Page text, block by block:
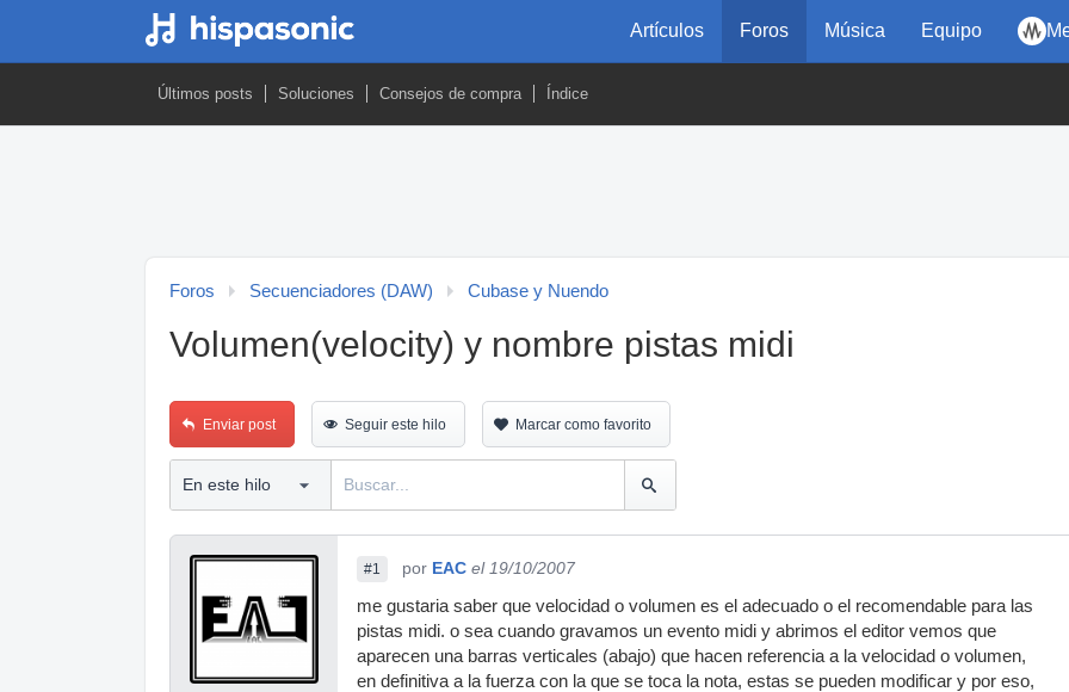
Artículos Foros Música Equipo
Últimos posts Soluciones Consejos de compra Índice
Foros Secuenciadores (DAW) Cubase y Nuendo
Volumen(velocity) y nombre pistas midi
Enviar post Seguir este hilo Marcar como favorito
#1 por EAC el 19/10/2007
me gustaria saber que velocidad o volumen es el adecuado o el recomendable para las
pistas midi. o sea cuando gravamos un evento midi y abrimos el editor vemos que
aparecen una barras verticales (abajo) que hacen referencia a la velocidad o volumen,
en definitiva a la fuerza con la que se toca la nota, estas se pueden modificar y por eso,